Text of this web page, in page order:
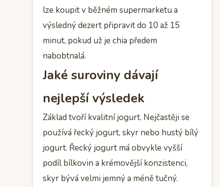
lze koupit v běžném supermarketu a
výsledný dezert připravit do 10 až 15
minut, pokud už je chia předem
nabobtnalá.
Jaké suroviny dávají
nejlepší výsledek
Základ tvoří kvalitní jogurt. Nejčastěji se
používá řecký jogurt, skyr nebo hustý bílý
jogurt. Řecký jogurt má obvykle vyšší
podíl bílkovin a krémovější konzistenci,
skyr bývá velmi jemný a méně tučný.